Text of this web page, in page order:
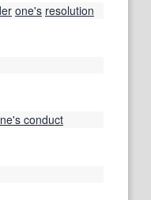
one's resolution
conduct